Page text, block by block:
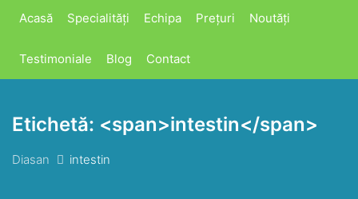
Acasă Specialități Echipa Prețuri Noutăți
Testimoniale Blog Contact
Etichetă: <span>intestin</span>
Diasan intestin